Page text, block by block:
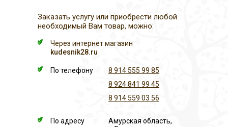
Амурская область,
8 914 555 99 85
8 924 841 99 45
По телефону
По адресу
8 914 559 03 56
Через интернет магазин
kudesnik28.ru
Заказать услугу или приобрести любой
необходимый Вам товар, можно: